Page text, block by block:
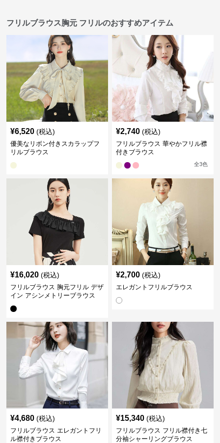
フリルブラウス胸元 フリルのおすすめアイテム
¥6,520 (税込)
優美なリボン付きスカラップフ
リルブラウス
¥2,740 (税込)
フリルブラウス 華やかフリル襟
付きブラウス
全3色
¥16,020 (税込)
フリルブラウス 胸元フリル デザ
イン アシンメトリーブラウス
¥2,700 (税込)
エレガントフリルブラウス
¥4,680 (税込)
フリルブラウス エレガントフリ
ル襟付きブラウス
¥15,340 (税込)
フリルブラウス フリル襟付き七
分袖シャーリングブラウス